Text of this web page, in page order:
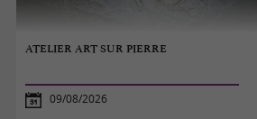
ATELIER ART SUR PIERRE
09/08/2026